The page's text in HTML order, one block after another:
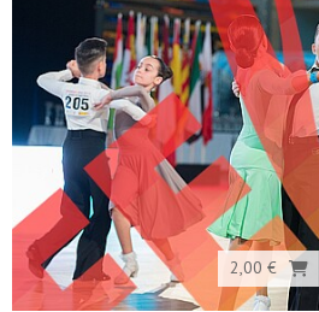
2,00 €